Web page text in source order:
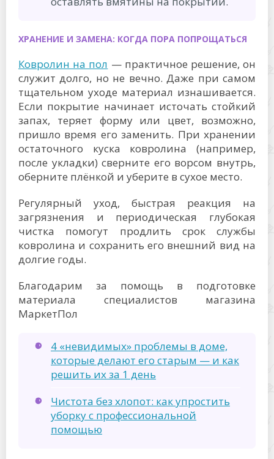
ХРАНЕНИЕ И ЗАМЕНА: КОГДА ПОРА ПОПРОЩАТЬСЯ
Ковролин на пол — практичное решение, он
служит долго, но не вечно. Даже при самом
тщательном уходе материал изнашивается.
Если покрытие начинает источать стойкий
запах, теряет форму или цвет, возможно,
пришло время его заменить. При хранении
остаточного куска ковролина (например,
после укладки) сверните его ворсом внутрь,
оберните плёнкой и уберите в сухое место.
Регулярный уход, быстрая реакция на
загрязнения и периодическая глубокая
чистка помогут продлить срок службы
ковролина и сохранить его внешний вид на
долгие годы.
Благодарим за помощь в подготовке
материала специалистов магазина
МаркетПол
4 «невидимых» проблемы в доме,
которые делают его старым — и как
решить их за 1 день
Чистота без хлопот: как упростить
уборку с профессиональной
помощью